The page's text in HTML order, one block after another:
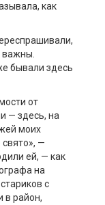
как
важны.
бывали здесь
от
— здесь, на
моих
свято», —
ей, — как
на
с
в район,